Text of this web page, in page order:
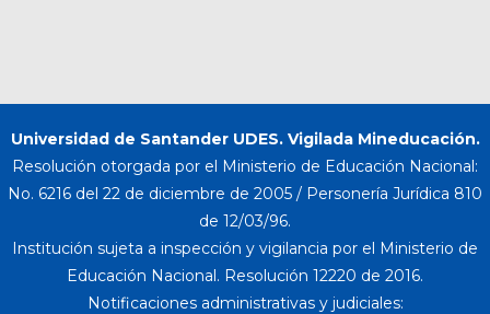
Universidad de Santander UDES. Vigilada Mineducación.
Resolución otorgada por el Ministerio de Educación Nacional:
No. 6216 del 22 de diciembre de 2005 / Personería Jurídica 810
de 12/03/96.
Institución sujeta a inspección y vigilancia por el Ministerio de
Educación Nacional. Resolución 12220 de 2016.
Notificaciones administrativas y judiciales: